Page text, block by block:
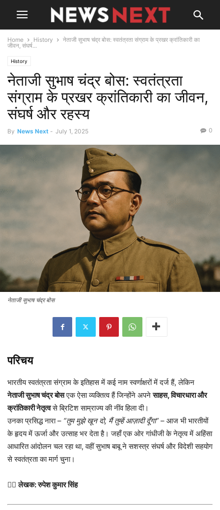
Home History
नेताजी सुभाष चंद्र बोस: स्वतंत्रता संग्राम के प्रखर क्रांतिकारी का
जीवन, संघर्ष...
History
नेताजी सुभाष चंद्र बोस: स्वतंत्रता
संग्राम के प्रखर क्रांतिकारी का जीवन,
संघर्ष और रहस्य
By News Next - July 1, 2025 0
नेताजी सुभाष चंद्र बोस
परिचय
भारतीय स्वतंत्रता संग्राम के इतिहास में कई नाम स्वर्णाक्षरों में दर्ज हैं, लेकिन
नेताजी सुभाष चंद्र बोसएक ऐसा व्यक्तित्व हैं जिन्होंने अपनेसाहस, विचारधारा और
क्रांतिकारी नेतृत्वसे ब्रिटिश साम्राज्य की नींव हिला दी।
उनका प्रसिद्ध नारा – “तुम मुझे खून दो, मैं तुम्हें आज़ादी दूँगा” – आज भी भारतीयों
के हृदय में ऊर्जा और उत्साह भर देता है। जहाँ एक ओर गांधीजी के नेतृत्व में अहिंसा
आधारित आंदोलन चल रहा था, वहीं सुभाष बाबू ने सशस्त्र संघर्ष और विदेशी सहयोग
से स्वतंत्रता का मार्ग चुना।
✍🏻लेखक: रुपेश कुमार सिंह